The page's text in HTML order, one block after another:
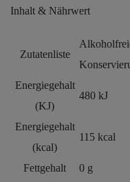
Inhalt & Nährwert
Zutatenliste
Energiegehalt
(KJ)
480 kJ
Energiegehalt
(kcal)
115 kcal
Fettgehalt
0 g